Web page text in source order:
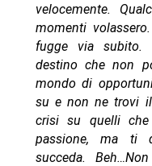
velocemente.
momenti
fugge via subito.
destino che non
mondo di
su e non ne trovi
crisi su quelli
passione, ma ti
succeda.